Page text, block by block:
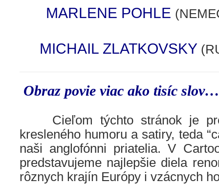
MARLENE POHLE
MICHAIL ZLATKOVSKY
Obraz povie viac ako tisíc slov…
Cieľom týchto stránok je
kresleného humoru a satiry, teda
naši anglofónni priatelia. V
predstavujeme najlepšie diela
rôznych krajín Európy i vzácnych